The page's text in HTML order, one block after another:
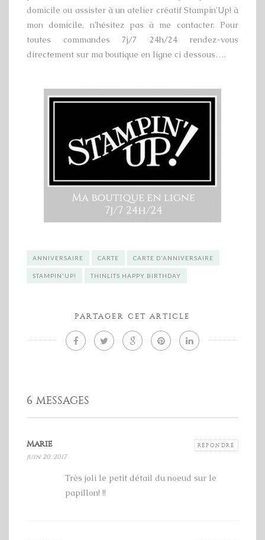
domicile ou assister à un atelier créatif Stampin’Up! à
mon domicile, n’hésitez pas à me contacter. Pour
toutes commandes 7j/7 24h/24 rendez-vous
directement sur ma boutique en ligne ci dessous….
ANNIVERSAIRE CARTE CARTE D'ANNIVERSAIRE
STAMPIN'UP! THINLITS HAPPY BIRTHDAY
PARTAGER CET ARTICLE
6 MESSAGES
Marie RÉPONDRE
juin 20, 2017
Très joli le petit détail du noeud sur le
papillon! !!